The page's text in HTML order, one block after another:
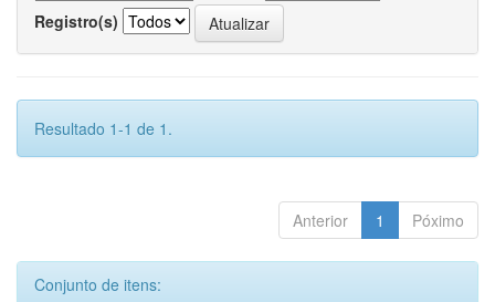
Registro(s)
Resultado 1-1 de 1.
Anterior 1 Póximo
Conjunto de itens: